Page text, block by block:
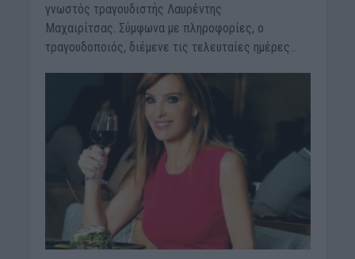
γνωστός τραγουδιστής Λαυρέντης
Μαχαιρίτσας. Σύμφωνα με πληροφορίες, ο
τραγουδοποιός, διέμενε τις τελευταίες ημέρες...